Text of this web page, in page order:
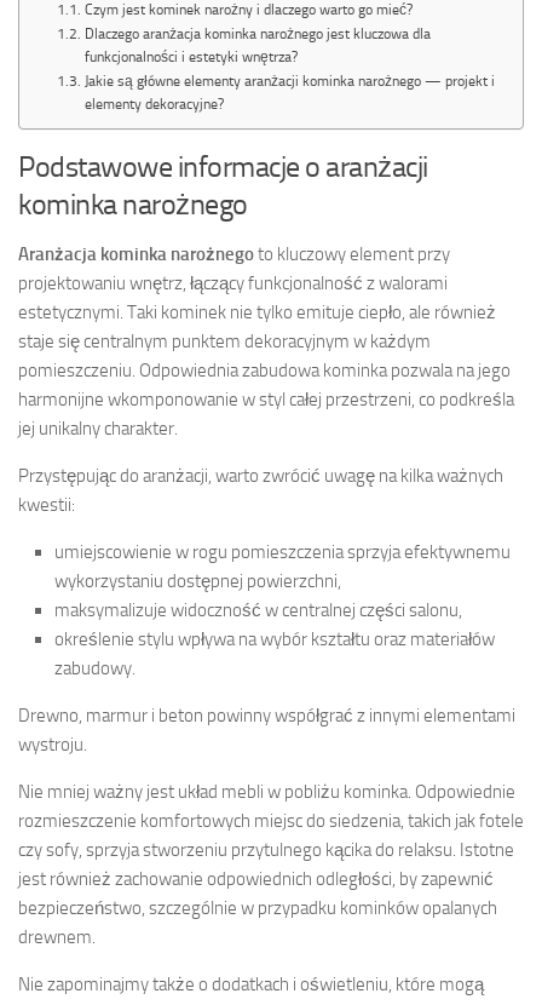
Czym jest kominek narożny i dlaczego warto go mieć?
Dlaczego aranżacja kominka narożnego jest kluczowa dla
funkcjonalności i estetyki wnętrza?
Jakie są główne elementy aranżacji kominka narożnego — projekt i
elementy dekoracyjne?
Podstawowe informacje o aranżacji
kominka narożnego
Aranżacja kominka narożnegoto kluczowy element przy
projektowaniu wnętrz, łączący funkcjonalność z walorami
estetycznymi. Taki kominek nie tylko emituje ciepło, ale również
staje się centralnym punktem dekoracyjnym w każdym
pomieszczeniu. Odpowiednia zabudowa kominka pozwala na jego
harmonijne wkomponowanie w styl całej przestrzeni, co podkreśla
jej unikalny charakter.
Przystępując do aranżacji, warto zwrócić uwagę na kilka ważnych
kwestii:
umiejscowienie w rogu pomieszczenia sprzyja efektywnemu
wykorzystaniu dostępnej powierzchni,
maksymalizuje widoczność w centralnej części salonu,
określenie stylu wpływa na wybór kształtu oraz materiałów
zabudowy.
Drewno, marmur i beton powinny współgrać z innymi elementami
wystroju.
Nie mniej ważny jest układ mebli w pobliżu kominka. Odpowiednie
rozmieszczenie komfortowych miejsc do siedzenia, takich jak fotele
czy sofy, sprzyja stworzeniu przytulnego kącika do relaksu. Istotne
jest również zachowanie odpowiednich odległości, by zapewnić
bezpieczeństwo, szczególnie w przypadku kominków opalanych
drewnem.
Nie zapominajmy także o dodatkach i oświetleniu, które mogą